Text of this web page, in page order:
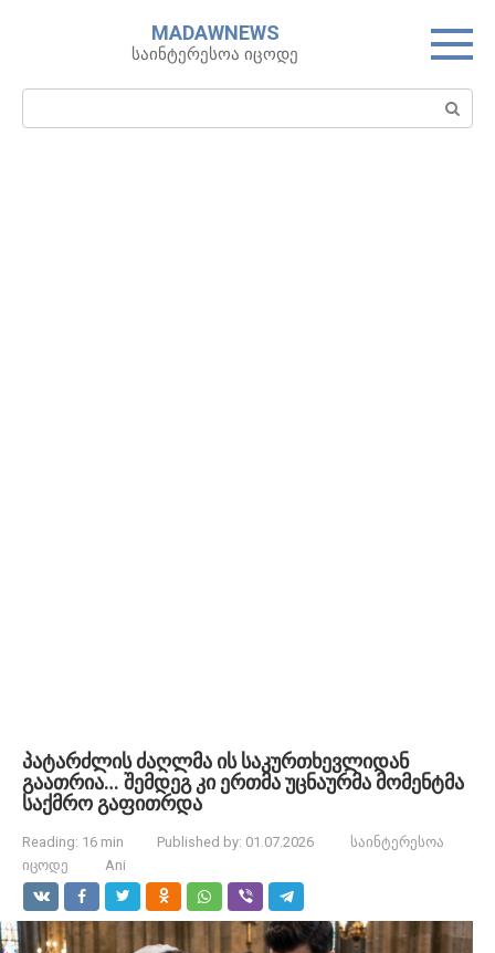
MADAWNEWS
საინტერესოა იცოდე
Search:
პატარძლის ძაღლმა ის საკურთხევლიდან
გაათრია… შემდეგ კი ერთმა უცნაურმა მომენტმა
საქმრო გაფითრდა
Reading: 16 min Published by: 01.07.2026
საინტერესოა
იცოდე
Ani